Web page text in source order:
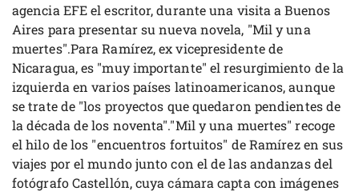
agencia EFE el escritor, durante una visita a Buenos
Aires para presentar su nueva novela, "Mil y una
muertes".Para Ramírez, ex vicepresidente de
Nicaragua, es "muy importante" el resurgimiento de la
izquierda en varios países latinoamericanos, aunque
se trate de "los proyectos que quedaron pendientes de
la década de los noventa"."Mil y una muertes" recoge
el hilo de los "encuentros fortuitos" de Ramírez en sus
viajes por el mundo junto con el de las andanzas del
fotógrafo Castellón, cuya cámara capta con imágenes